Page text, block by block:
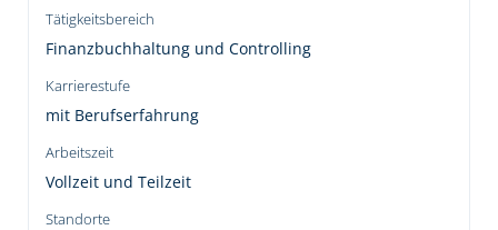
Tätigkeitsbereich
Finanzbuchhaltung und Controlling
Karrierestufe
mit Berufserfahrung
Arbeitszeit
Vollzeit und Teilzeit
Standorte